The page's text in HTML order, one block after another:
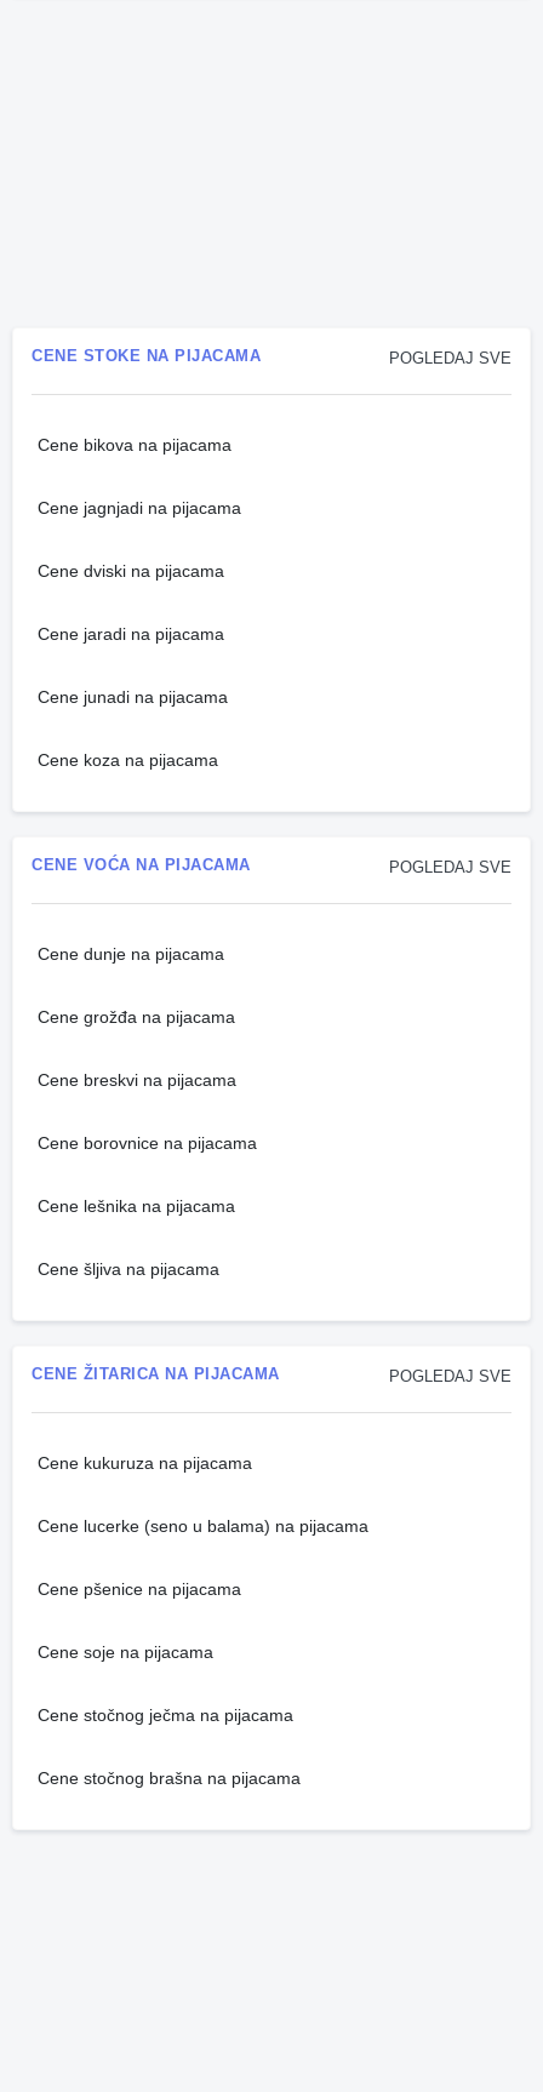
POGLEDAJ SVE
CENE STOKE NA PIJACAMA
Cene bikova na pijacama
Cene jagnjadi na pijacama
Cene dviski na pijacama
Cene jaradi na pijacama
Cene junadi na pijacama
Cene koza na pijacama
POGLEDAJ SVE
CENE VOĆA NA PIJACAMA
Cene dunje na pijacama
Cene grožđa na pijacama
Cene breskvi na pijacama
Cene borovnice na pijacama
Cene lešnika na pijacama
Cene šljiva na pijacama
POGLEDAJ SVE
CENE ŽITARICA NA PIJACAMA
Cene kukuruza na pijacama
Cene lucerke (seno u balama) na pijacama
Cene pšenice na pijacama
Cene soje na pijacama
Cene stočnog ječma na pijacama
Cene stočnog brašna na pijacama